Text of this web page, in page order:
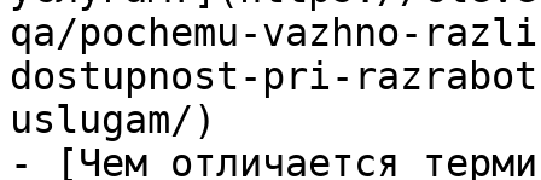
qa/pochemu-vazhno-
dostupnost-pri-
uslugam/)
- [Чем отличается